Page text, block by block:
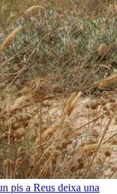
pis a Reus deixa una